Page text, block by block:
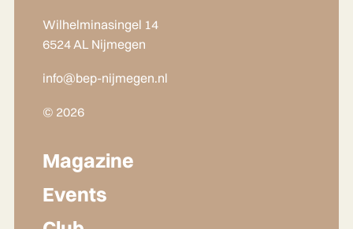
Wilhelminasingel 14
6524 AL Nijmegen
info@bep-nijmegen.nl
© 2026
Magazine
Events